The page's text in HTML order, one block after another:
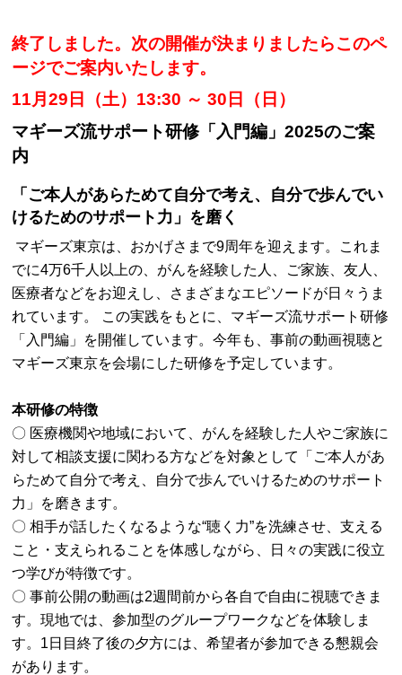
終了しました。次の開催が決まりましたらこのペ
ージでご案内いたします。
11月29日（土）13:30 ～ 30日（日）
マギーズ流サポート研修「入門編」2025のご案
内
「ご本人があらためて自分で考え、自分で歩んでい
けるためのサポート力」を磨く
マギーズ東京は、おかげさまで9周年を迎えます。これま
でに4万6千人以上の、がんを経験した人、ご家族、友人、
医療者などをお迎えし、さまざまなエピソードが日々うま
れています。 この実践をもとに、マギーズ流サポート研修
「入門編」を開催しています。今年も、事前の動画視聴と
マギーズ東京を会場にした研修を予定しています。
本研修の特徴
〇 医療機関や地域において、がんを経験した人やご家族に
対して相談支援に関わる方などを対象として「ご本人があ
らためて自分で考え、自分で歩んでいけるためのサポート
力」を磨きます。
〇 相手が話したくなるような“聴く力”を洗練させ、支える
こと・支えられることを体感しながら、日々の実践に役立
つ学びが特徴です。
〇 事前公開の動画は2週間前から各自で自由に視聴できま
す。現地では、参加型のグループワークなどを体験しま
す。1日目終了後の夕方には、希望者が参加できる懇親会
があります。